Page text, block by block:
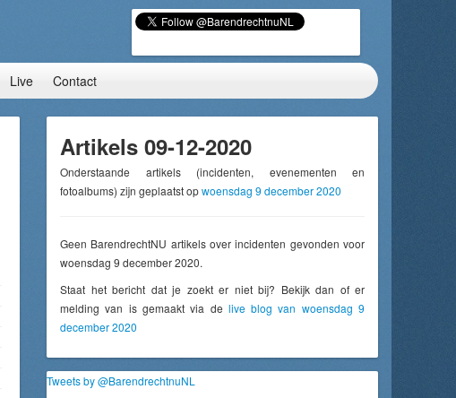
Live Contact
Artikels 09-12-2020
Onderstaande artikels (incidenten, evenementen en
fotoalbums) zijn geplaatst opwoensdag 9 december 2020
Geen BarendrechtNU artikels over incidenten gevonden voor
woensdag 9 december 2020.
Staat het bericht dat je zoekt er niet bij? Bekijk dan of er
melding van is gemaakt via de live blog van woensdag 9
december 2020
Tweets by @BarendrechtnuNL